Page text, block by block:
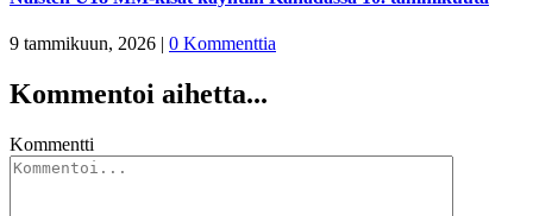
9 tammikuun, 2026 | 0 Kommenttia
Kommentoi aihetta...
Kommentti